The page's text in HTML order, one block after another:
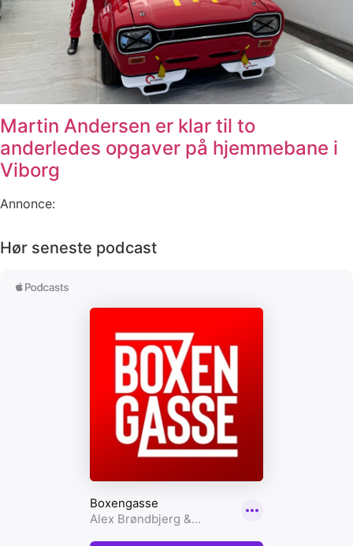
Martin Andersen er klar til to
anderledes opgaver på hjemmebane i
Viborg
Annonce:
Hør seneste podcast